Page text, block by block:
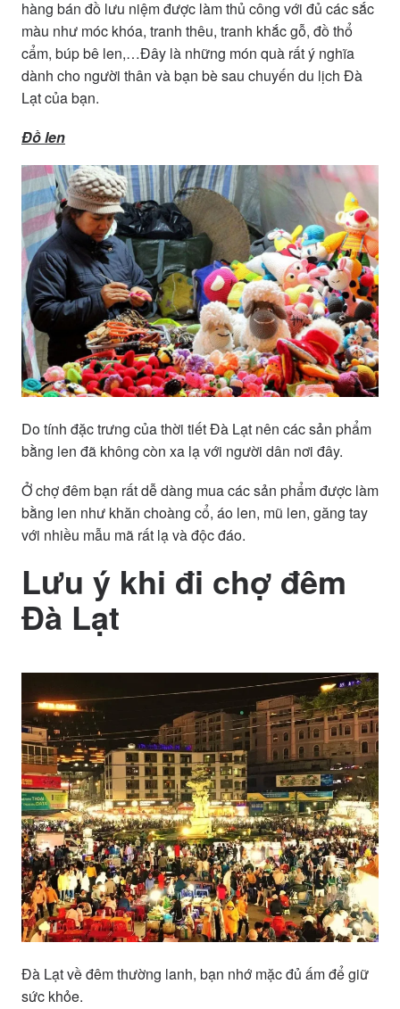
hàng bán đồ lưu niệm được làm thủ công với đủ các sắc
màu như móc khóa, tranh thêu, tranh khắc gỗ, đồ thổ
cẩm, búp bê len,…Đây là những món quà rất ý nghĩa
dành cho người thân và bạn bè sau chuyến du lịch Đà
Lạt của bạn.
Đồ len
Do tính đặc trưng của thời tiết Đà Lạt nên các sản phẩm
bằng len đã không còn xa lạ với người dân nơi đây.
Ở chợ đêm bạn rất dễ dàng mua các sản phẩm được làm
bằng len như khăn choàng cổ, áo len, mũ len, găng tay
với nhiều mẫu mã rất lạ và độc đáo.
Lưu ý khi đi chợ đêm
Đà Lạt
Đà Lạt về đêm thường lanh, bạn nhớ mặc đủ ấm để giữ
sức khỏe.